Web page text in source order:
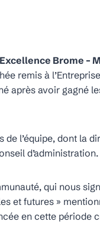
Brome –
remis à l’Entreprise
après avoir gagné
de l’équipe, dont la
d’administration.
qui nous
et futures »
en cette période